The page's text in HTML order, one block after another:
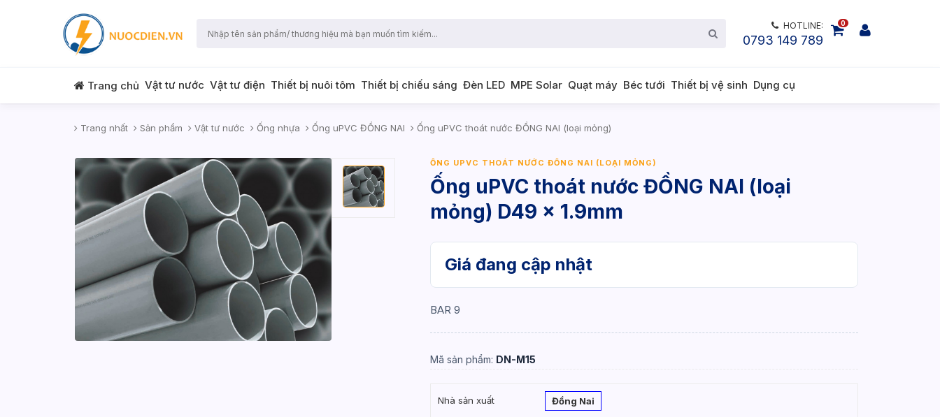
HOTLINE:
0793 149 789
0
Trang chủ Vật tư nước Vật tư điện Thiết bị nuôi tôm Thiết bị chiếu sáng Đèn LED MPE Solar Quạt máy Béc tưới Thiết bị vệ sinh Dụng cụ
Trang nhất Sản phẩm Vật tư nước Ống nhựa Ống uPVC ĐỒNG NAI Ống uPVC thoát nước ĐỒNG NAI (loại mỏng)
ỐNG UPVC THOÁT NƯỚC ĐỒNG NAI (LOẠI MỎNG)
Ống uPVC thoát nước ĐỒNG NAI (loại
mỏng) D49 x 1.9mm
Giá đang cập nhật
BAR 9
Mã sản phẩm: DN-M15
Nhà sản xuất Đồng Nai